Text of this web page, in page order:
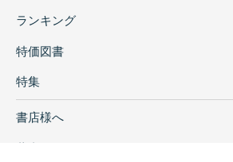
ランキング
特価図書
特集
書店様へ